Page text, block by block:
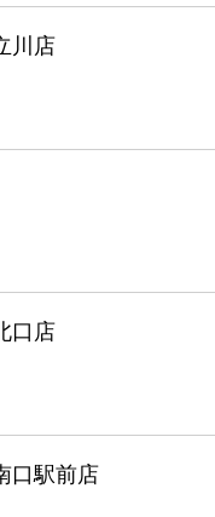
川店
口店
口駅前店